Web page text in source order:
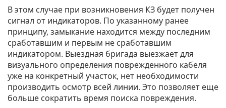
В этом случае при возникновения КЗ будет получен
сигнал от индикаторов. По указанному ранее
принципу, замыкание находится между последним
сработавшим и первым не сработавшим
индикатором. Выездная бригада выезжает для
визуального определения поврежденного кабеля
уже на конкретный участок, нет необходимости
производить осмотр всей линии. Это позволяет еще
больше сократить время поиска повреждения.